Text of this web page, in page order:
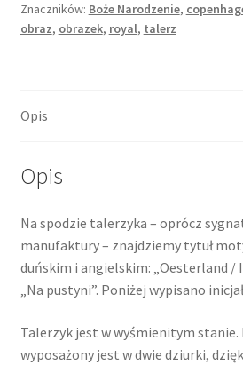
"In
the
Copenhagen
Znaczników: Boże Narodzenie,
obraz, obrazek, royal, talerz
Opis
Opis
Na spodzie talerzyka – oprócz
manufaktury – znajdziemy tytuł
duńskim i angielskim: „Oesterland /
„Na pustyni”. Poniżej wypisano
Talerzyk jest w wyśmienitym
wyposażony jest w dwie dziurki,